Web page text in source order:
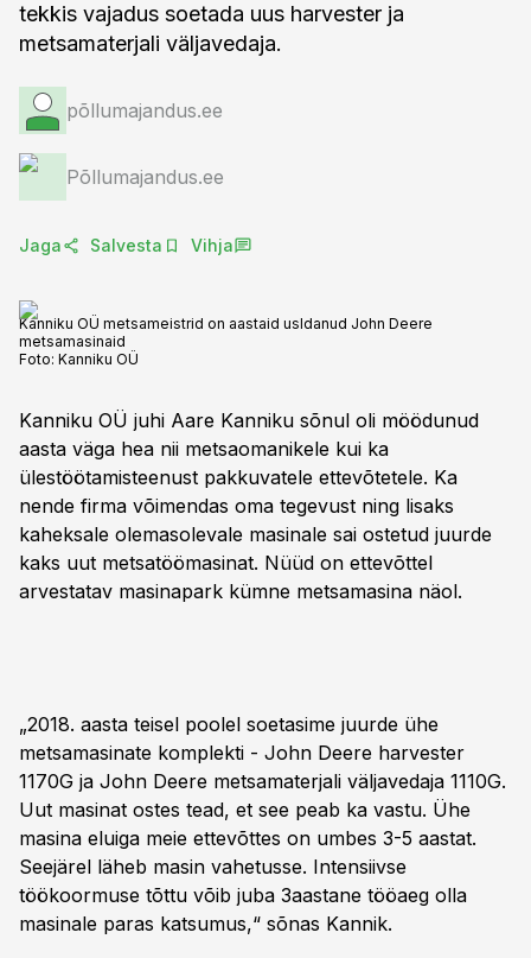
tekkis vajadus soetada uus harvester ja
metsamaterjali väljavedaja.
põllumajandus.ee
Põllumajandus.ee
Jaga Salvesta Vihja
Kanniku OÜ metsameistrid on aastaid usldanud John Deere
metsamasinaid
Foto: Kanniku OÜ
Kanniku OÜ juhi Aare Kanniku sõnul oli möödunud
aasta väga hea nii metsaomanikele kui ka
ülestöötamisteenust pakkuvatele ettevõtetele. Ka
nende firma võimendas oma tegevust ning lisaks
kaheksale olemasolevale masinale sai ostetud juurde
kaks uut metsatöömasinat. Nüüd on ettevõttel
arvestatav masinapark kümne metsamasina näol.
„2018. aasta teisel poolel soetasime juurde ühe
metsamasinate komplekti - John Deere harvester
1170G ja John Deere metsamaterjali väljavedaja 1110G.
Uut masinat ostes tead, et see peab ka vastu. Ühe
masina eluiga meie ettevõttes on umbes 3-5 aastat.
Seejärel läheb masin vahetusse. Intensiivse
töökoormuse tõttu võib juba 3aastane tööaeg olla
masinale paras katsumus,“ sõnas Kannik.